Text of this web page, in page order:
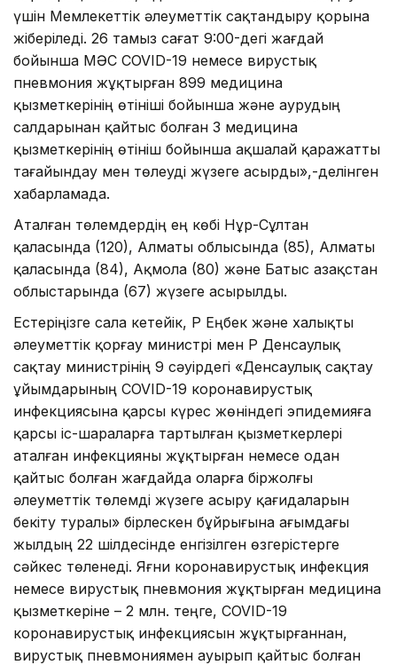
үшін Мемлекеттік әлеуметтік сақтандыру қорына
жіберіледі. 26 тамыз сағат 9:00-дегі жағдай
бойынша МӘСҚ COVID-19 немесе вирустық
пневмония жұқтырған 899 медицина
қызметкерінің өтініші бойынша және аурудың
салдарынан қайтыс болған 3 медицина
қызметкерінің өтініш бойынша ақшалай қаражатты
тағайындау мен төлеуді жүзеге асырды»,-делінген
хабарламада.
Аталған төлемдердің ең көбі Нұр-Сұлтан
қаласында (120), Алматы облысында (85), Алматы
қаласында (84), Ақмола (80) және Батыс Қазақстан
облыстарында (67) жүзеге асырылды.
Естеріңізге сала кетейік, ҚР Еңбек және халықты
әлеуметтік қорғау министрі мен ҚР Денсаулық
сақтау министрінің 9 сәуірдегі «Денсаулық сақтау
ұйымдарының COVID-19 коронавирустық
инфекциясына қарсы күрес жөніндегі эпидемияға
қарсы іс-шараларға тартылған қызметкерлері
аталған инфекцияны жұқтырған немесе одан
қайтыс болған жағдайда оларға біржолғы
әлеуметтік төлемді жүзеге асыру қағидаларын
бекіту туралы» бірлескен бұйрығына ағымдағы
жылдың 22 шілдесінде енгізілген өзгерістерге
сәйкес төленеді. Яғни коронавирустық инфекция
немесе вирустық пневмония жұқтырған медицина
қызметкеріне – 2 млн. теңге, COVID-19
коронавирустық инфекциясын жұқтырғаннан,
вирустық пневмониямен ауырып қайтыс болған